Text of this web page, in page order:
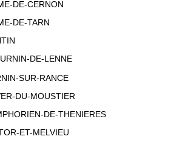
DE-CERNON
DE-TARN
DE-LENNE
SUR-RANCE
DU-MOUSTIER
DE-THENIERES
ET-MELVIEU